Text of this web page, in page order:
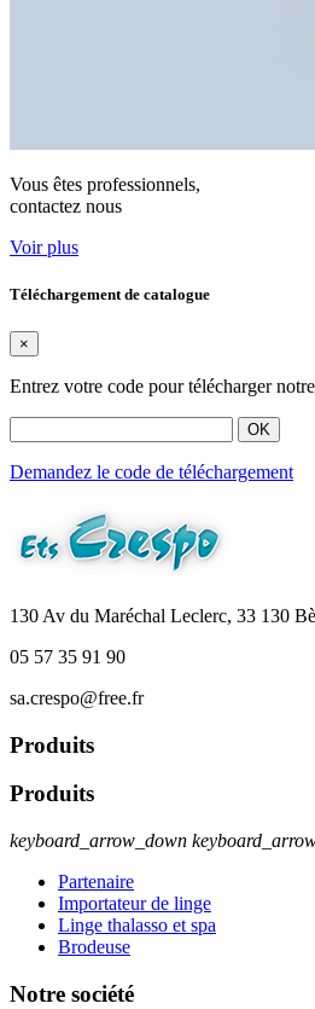
Vous êtes professionnels,
contactez nous
Voir plus
Téléchargement de catalogue
×
Entrez votre code pour télécharger
OK
Demandez le code de téléchargement
130 Av du Maréchal Leclerc, 33 130
05 57 35 91 90
sa.crespo@free.fr
Produits
Produits
keyboard_arrow_down
Partenaire
Importateur de linge
Linge thalasso et spa
Brodeuse
Notre société